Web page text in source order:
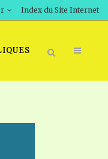
Index du Site Internet